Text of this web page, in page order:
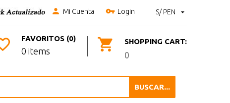
S/ PEN
Mi Cuenta Login
SHOPPING CART:
0
FAVORITOS (0)
0 items
BUSCAR...